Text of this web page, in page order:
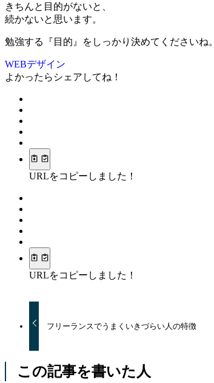
きちんと目的がないと、
続かないと思います。
勉強する『目的』をしっかり決めてくださいね。
WEBデザイン
よかったらシェアしてね！
URLをコピーしました！
URLをコピーしました！
フリーランスでうまくいきづらい人の特徴
この記事を書いた人